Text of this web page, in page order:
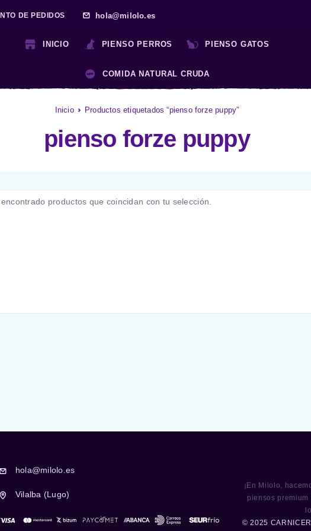
DE PEDIDOS hola@milolo.es
INICIO PIENSO PERROS PIENSO GATOS
COMIDA NATURAL CRUDA
Inicio Productos etiquetados “pienso forze puppy”
pienso forze puppy
productos que coincidan con tu selección.
hola@milolo.es
Vilalba (Lugo)
¡En Milolo,
piensos
© 2025